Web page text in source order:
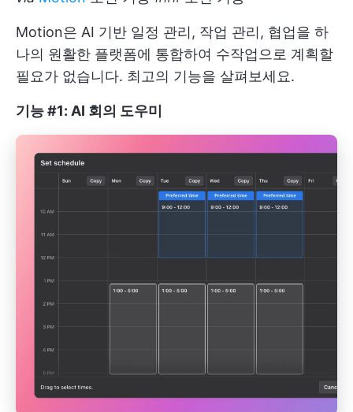
Motion은 AI 기반 일정 관리, 작업 관리, 협업을 하
나의 원활한 플랫폼에 통합하여 수작업으로 계획할
필요가 없습니다. 최고의 기능을 살펴보세요.
기능 #1: AI 회의 도우미